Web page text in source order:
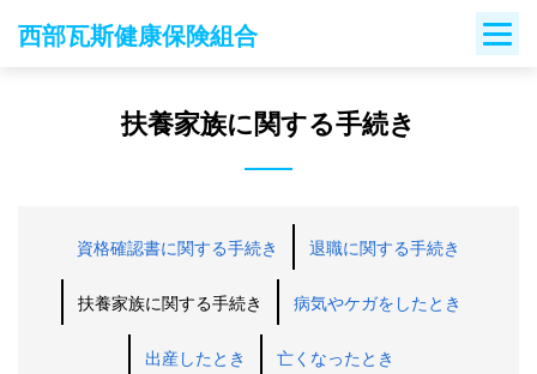
西部瓦斯健康保険組合
扶養家族に関する手続き
資格確認書に関する手続き 退職に関する手続き
扶養家族に関する手続き 病気やケガをしたとき
出産したとき 亡くなったとき